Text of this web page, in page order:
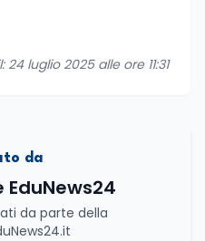
24 luglio 2025 alle ore 11:31
da
EduNews24
da parte della